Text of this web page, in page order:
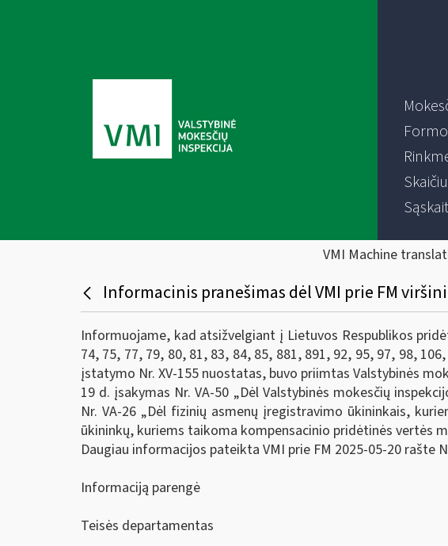
VMI Machine
Informacinis pranešimas dėl VMI prie FM
Informuojame, kad atsižvelgiant į Lietuvos Respublikos
74, 75, 77, 79, 80, 81, 83, 84, 85, 881, 891, 92, 95, 97, 98,
įstatymo Nr. XV-155 nuostatas, buvo priimtas Valstybinės
19 d. įsakymas Nr. VA-50 „Dėl Valstybinės mokesčių
Nr. VA-26 „Dėl fizinių asmenų įregistravimo ūkininkais,
ūkininkų, kuriems taikoma kompensacinio pridėtinės vertės
Daugiau informacijos pateikta VMI prie FM 2025-05-20 rašte
Informaciją parengė
Teisės departamentas